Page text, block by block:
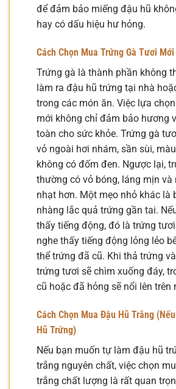
để đảm bảo miếng đậu hũ
hay có dấu hiệu hư hỏng.
Cách Chọn Mua Trứng Gà Tươi Mới
Trứng gà là thành phần không
làm ra đậu hũ trứng tại nhà
trong các món ăn. Việc lựa
mới không chỉ đảm bảo hương
toàn cho sức khỏe. Trứng gà
vỏ ngoài hơi nhám, sần sùi,
không có đốm đen. Ngược lại,
thường có vỏ bóng, láng mịn và
nhạt hơn. Một mẹo nhỏ khác là
nhàng lắc quả trứng gần tai.
thấy tiếng động, đó là trứng
nghe thấy tiếng động lỏng lẻo
thể trứng đã cũ. Khi thả trứng
trứng tươi sẽ chìm xuống đáy,
cũ hoặc đã hỏng sẽ nổi lên trên
Cách Chọn Mua Đậu Hũ Trắng
Hũ Trứng)
Nếu bạn muốn tự làm đậu hũ
trắng nguyên chất, việc chọn
trắng chất lượng là rất quan